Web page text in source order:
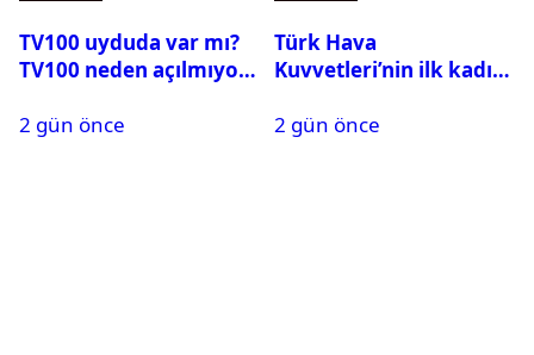
TV100 uyduda var mı?
TV100 neden açılmıyor?
2 gün önce
Türk Hava
Kuvvetleri’nin ilk kadın
Karapınar hakkında
2 gün önce